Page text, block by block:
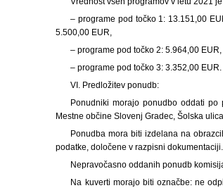
– programe pod točko 1: 13.151,00
5.500,00 EUR,
– programe pod točko 2: 5.964,00 EUR,
– programe pod točko 3: 3.352,00 EUR.
VI. Predložitev ponudb:
Ponudniki morajo ponudbo oddati
Mestne občine Slovenj Gradec, Šolska
Ponudba mora biti izdelana na
podatke, določene v razpisni dokumentaciji.
Nepravočasno oddanih ponudb
Na kuverti morajo biti označbe: ne